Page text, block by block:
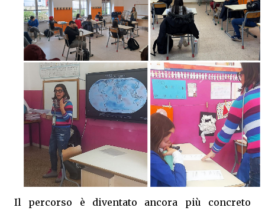
Il percorso è diventato ancora più concreto